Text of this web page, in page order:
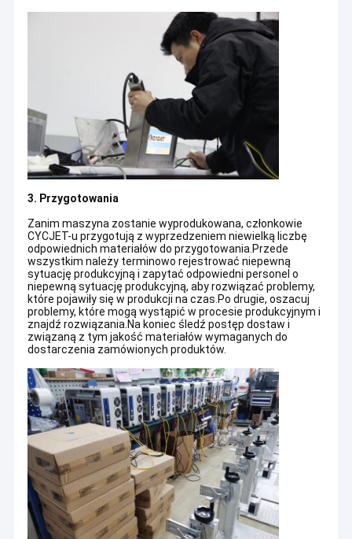
Dom
3. Przygotowania
Zanim maszyna zostanie wyprodukowana, członkowie
CYCJET-u przygotują z wyprzedzeniem niewielką liczbę
odpowiednich materiałów do przygotowania.Przede
wszystkim należy terminowo rejestrować niepewną
sytuację produkcyjną i zapytać odpowiedni personel o
niepewną sytuację produkcyjną, aby rozwiązać problemy,
które pojawiły się w produkcji na czas.Po drugie, oszacuj
problemy, które mogą wystąpić w procesie produkcyjnym i
znajdź rozwiązania.Na koniec śledź postęp dostaw i
związaną z tym jakość materiałów wymaganych do
dostarczenia zamówionych produktów.